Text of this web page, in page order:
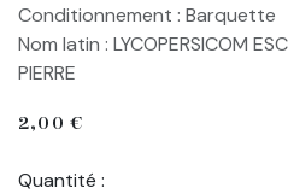
Conditionnement : Barquette
Nom latin : LYCOPERSICOM
PIERRE
2,00 €
Quantité :